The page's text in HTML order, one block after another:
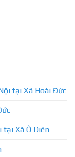
tại Xã Hoài Đức
tại Xã Ô Diên